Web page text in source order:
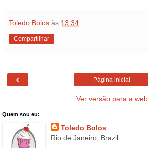
Toledo Bolos às 13:34
Compartilhar
‹ Página inicial
Ver versão para a web
Quem sou eu:
Toledo Bolos
Rio de Janeiro, Brazil